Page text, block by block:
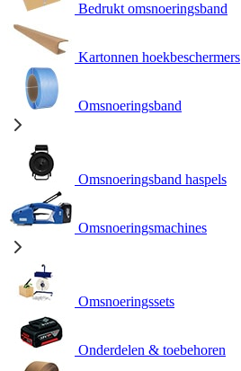
Bedrukt omsnoeringsband
Kartonnen hoekbeschermers
Omsnoeringsband
Omsnoeringsband haspels
Omsnoeringsmachines
Omsnoeringssets
Onderdelen & toebehoren